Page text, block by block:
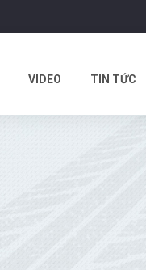
VIDEO TIN TỨC